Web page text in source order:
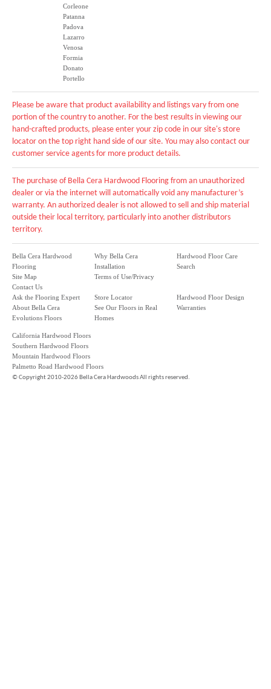
Corleone
Patanna
Padova
Lazarro
Venosa
Formia
Donato
Portello
Please be aware that product availability and listings vary from one
portion of the country to another. For the best results in viewing our
hand-crafted products, please enter your zip code in our site's store
locator on the top right hand side of our site. You may also contact our
customer service agents for more product details.
The purchase of Bella Cera Hardwood Flooring from an unauthorized
dealer or via the internet will automatically void any manufacturer’s
warranty. An authorized dealer is not allowed to sell and ship material
outside their local territory, particularly into another distributors
territory.
Bella Cera Hardwood
Flooring
Site Map
Contact Us
Why Bella Cera
Installation
Terms of Use/Privacy
Hardwood Floor Care
Search
Ask the Flooring Expert
About Bella Cera
Evolutions Floors
Store Locator
See Our Floors in Real
Homes
Hardwood Floor Design
Warranties
California Hardwood Floors
Southern Hardwood Floors
Mountain Hardwood Floors
Palmetto Road Hardwood Floors
©Copyright 2010-2026 Bella Cera Hardwoods All rights reserved.